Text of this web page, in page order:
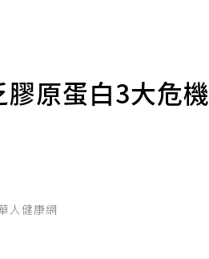
原蛋白3大危機
人健康網